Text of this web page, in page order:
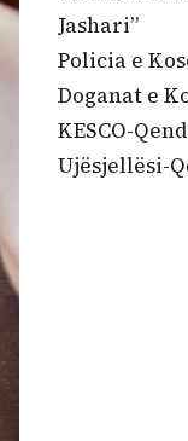
Jashari”
Policia e
Doganat e
KESCO-
Ujësjellësi-